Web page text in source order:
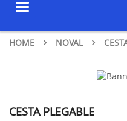
Toggle
HOME NOVAL
CESTA PLEGABLE